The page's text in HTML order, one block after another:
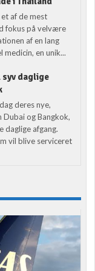
af de mest
fokus på velvære
af en lang
en unik...
daglige
deres nye,
Dubai og Bangkok,
daglige afgang.
vil blive serviceret